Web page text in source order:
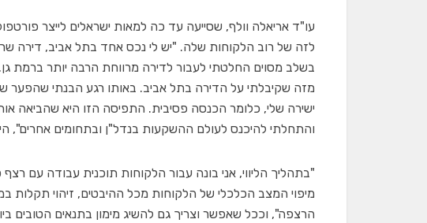
עו"ד אריאלה וולף, שסייעה עד כה למאות ישראלים לייצר
מזה שקיבלתי על הדירה בתל אביב. באותו רגע הבנתי שהפער
ישירה שלי, כלומר הכנסה פסיבית. התפיסה הזו היא שהביאה
והתחלתי להיכנס לעולם ההשקעות בנדל"ן ובתחומים אחרים",
"בתהליך הליווי, אני בונה עבור הלקוחות תוכנית עבודה עם
מיפוי המצב הכלכלי של הלקוחות מכל ההיבטים, זיהוי תקלות
הרצפה", וככל שאפשר וצריך גם להשיג מימון בתנאים הטובים